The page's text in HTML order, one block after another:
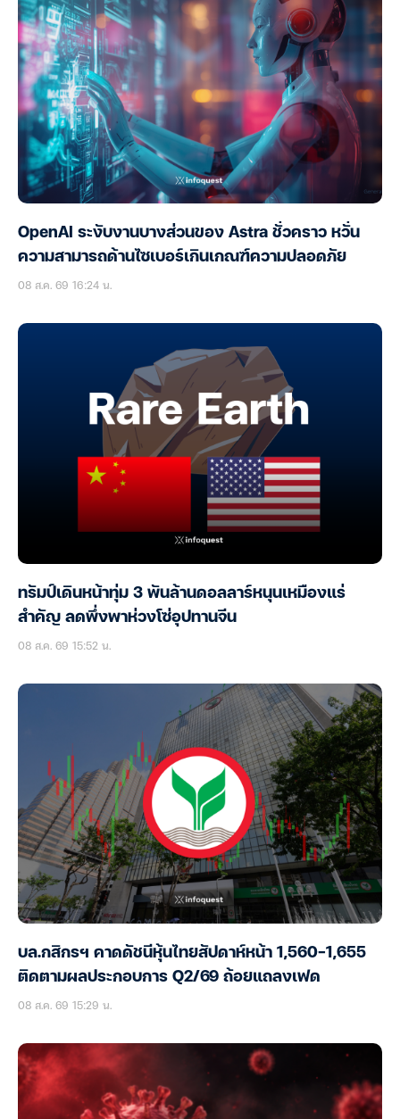
OpenAI ระงับงานบางส่วนของ Astra ชั่วคราว หวั่น
ความสามารถด้านไซเบอร์เกินเกณฑ์ความปลอดภัย
08 ส.ค. 69 16:24 น.
ทรัมป์เดินหน้าทุ่ม 3 พันล้านดอลลาร์หนุนเหมืองแร่
สำคัญ ลดพึ่งพาห่วงโซ่อุปทานจีน
08 ส.ค. 69 15:52 น.
บล.กสิกรฯ คาดดัชนีหุ้นไทยสัปดาห์หน้า 1,560-1,655
ติดตามผลประกอบการ Q2/69 ถ้อยแถลงเฟด
08 ส.ค. 69 15:29 น.